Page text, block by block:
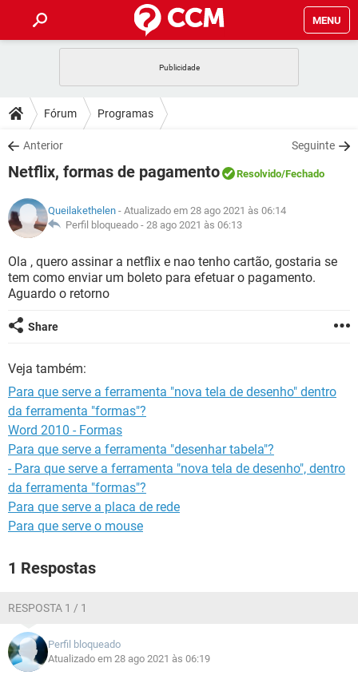
MENU
CELULAR
OUTLOOK
INSTAGRAM GMAIL
GUIA DE COMPRAS
DICAS
JOGOS
INSTAGRAM GMAIL
GUIA DE COMPRAS
DOWNLOADS
JOGOS WHATSAPP
CELULAR
OUTLOOK EXCEL
INSTAGRAM GMAIL
GUIA DE COMPRAS
JOGOS WHATSAPP
CELULAR
OUTLOOK EXCEL
INSTAGRAM
GUIA DE COMPRAS
GLOSSÁRIO
JOGOS WHATSAPP
CELULAR FACEBOOK
INSTAGRAM
GUIA DE COMPRAS
Fórum Programas
Anterior Seguinte
Netflix, formas de pagamento Resolvido/Fechado
Queilakethelen - Atualizado em 28 ago 2021 às 06:14
Perfil bloqueado - 28 ago 2021 às 06:13
Ola , quero assinar a netflix e nao tenho cartão, gostaria se
tem como enviar um boleto para efetuar o pagamento.
Aguardo o retorno
Share
Veja também:
Para que serve a ferramenta "nova tela de desenho" dentro
da ferramenta "formas"?
Word 2010 - Formas
Para que serve a ferramenta "desenhar tabela"?
- Para que serve a ferramenta "nova tela de desenho", dentro
da ferramenta "formas"?
Para que serve a placa de rede
Para que serve o mouse
1 Respostas
RESPOSTA 1 / 1
Perfil bloqueado
Atualizado em 28 ago 2021 às 06:19